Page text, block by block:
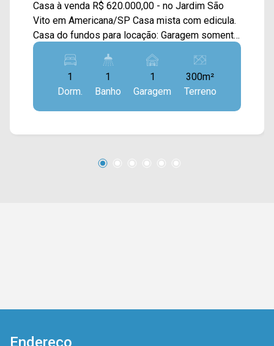
Casa à venda R$ 620.000,00 - no Jardim São
Vito em Americana/SP Casa mista com edicula.
Casa do fundos para locação: Garagem somente
para moto; Entrada Individual; Área de serviço
coberta; Sala com piso queimado e teto em pvc;
01 Quarto com piso queimado e teto em pvc;
Cozinha com teto em pvc e pia com gabinete.
Entre em contato com a equipe da Arbix Imóveis
(19) 3475-4546 ARBIX IMÓVEIS - Presente em
1
Dorm.
1
Banho
1
Garagem
300m²
Terreno
Endereço